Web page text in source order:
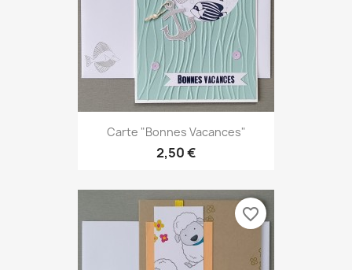
Carte "Bonnes Vacances"
2,50 €
favorite_border